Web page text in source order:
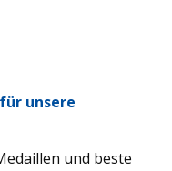
unsere
und beste